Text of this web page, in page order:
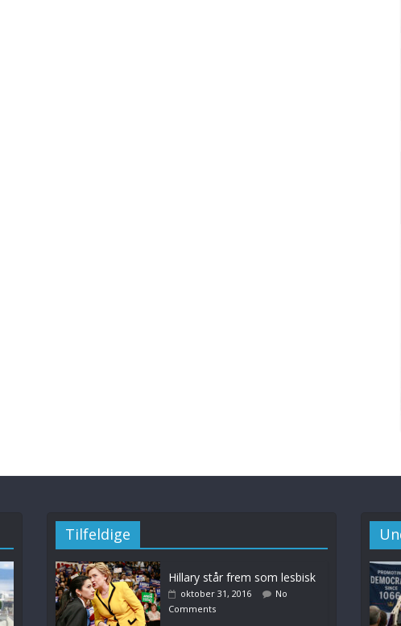
Tilfeldige
Hillary står frem som lesbisk
oktober 31, 2016
No
Comments